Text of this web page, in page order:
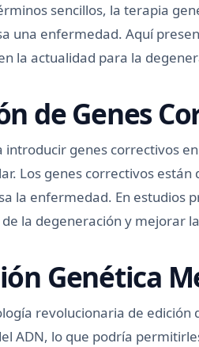
sencillos, la terapia
una enfermedad. Aquí
la actualidad para la
de Genes
introducir genes correctivos
Los genes correctivos
la enfermedad. En
la degeneración y mejorar
Genética
revolucionaria de
ADN, lo que podría